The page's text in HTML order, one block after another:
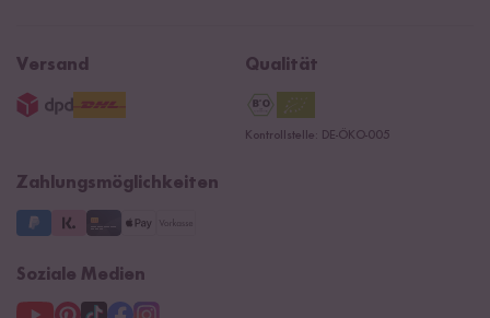
Navacopah
15 Jahre Reishunger
B2B
Jobs
Datenschutzerklärung
3 Jahre Garantie
Versand Qualität
Kontrollstelle: DE-ÖKO-005
Zahlungsmöglichkeiten
Soziale Medien